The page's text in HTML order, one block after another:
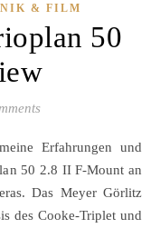
& FILM
50
50 2.8 II F-Mount an
Das Meyer Görlitz
des Cooke-Triplet und